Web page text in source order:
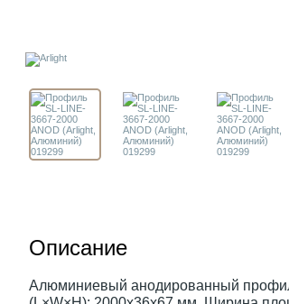
Описание
Алюминиевый анодированный